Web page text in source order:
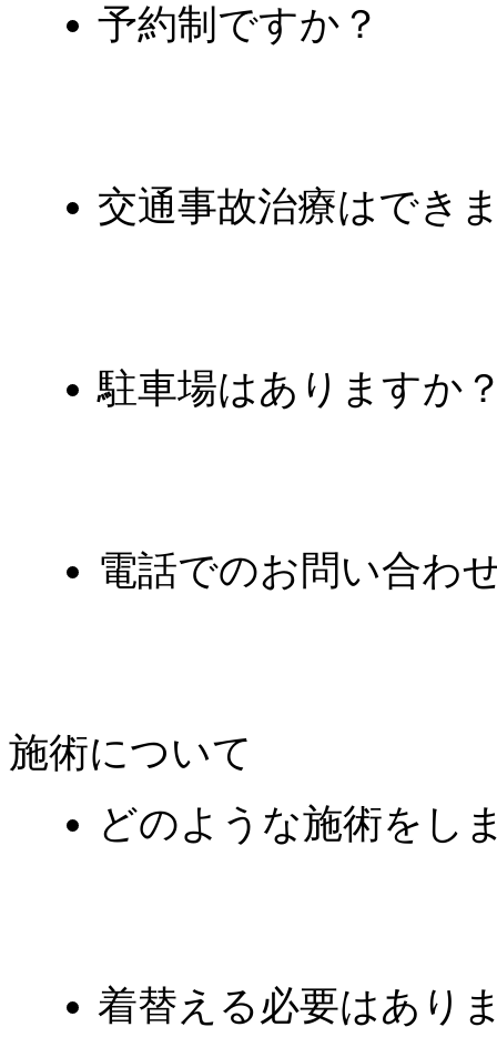
予約制ですか？
交通事故治療はでき
駐車場はありますか
電話でのお問い合わ
施術について
どのような施術をし
着替える必要はあり